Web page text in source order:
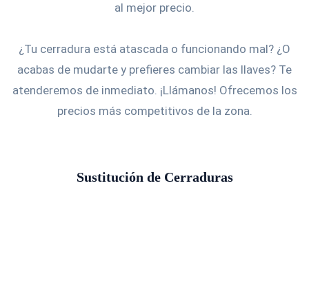
al mejor precio.
¿Tu cerradura está atascada o funcionando mal? ¿O
acabas de mudarte y prefieres cambiar las llaves? Te
atenderemos de inmediato. ¡Llámanos! Ofrecemos los
precios más competitivos de la zona.
Sustitución de Cerraduras